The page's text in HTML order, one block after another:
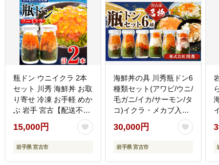
瓶ドン ウニイクラ 2本
セット 川秀 海鮮丼 お取
り寄せ 冷凍 お手軽 めか
ぶ 岩手 宮古【配送不可
地域：離島】
15,000円
岩手県 宮古市
海鮮丼の具 川秀瓶ドン6
種類セット(アワビ/ウニ/
毛ガニ/イカ/サーモン/タ
コ)イクラ・メカブ入り!
【配送不可地域：離
島】
30,000円
岩手県 宮古市